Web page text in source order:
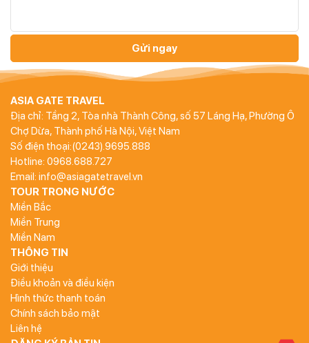
Gửi ngay
ASIA GATE TRAVEL
Địa chỉ: Tầng 2, Tòa nhà Thành Công, số 57 Láng Hạ, Phường Ô
Chợ Dừa, Thành phố Hà Nội, Việt Nam
Số điện thoại:(0243).9695.888
Hotline: 0968.688.727
Email: info@asiagatetravel.vn
TOUR TRONG NƯỚC
Miền Bắc
Miền Trung
Miền Nam
THÔNG TIN
Giới thiệu
Điều khoản và điều kiện
Hình thức thanh toán
Chính sách bảo mật
Liên hệ